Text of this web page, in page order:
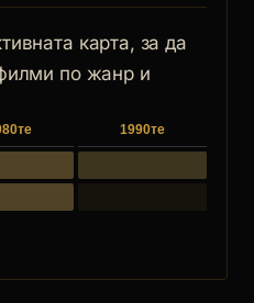
карта, за да
по жанр и
1990те